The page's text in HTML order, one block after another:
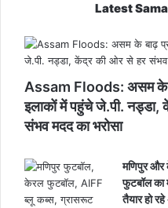
Latest
Assam Floods: असम के
इलाकों में पहुंचे जे.पी.
संभव मदद का भरोसा
मणिपुर और
फुटबॉल का
तैयार हो